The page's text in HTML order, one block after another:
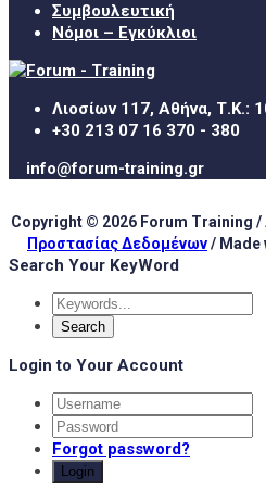
Συμβουλευτική
Νόμοι – Εγκύκλιοι
Λιοσίων 117, Αθήνα, Τ.Κ.:
+30 213 07 16 370 - 380
info@forum-training.gr
Copyright © 2026 Forum Training
Προστασίας Δεδομένων/ Made
Search Your KeyWord
Login to Your Account
Forgot password?
Login